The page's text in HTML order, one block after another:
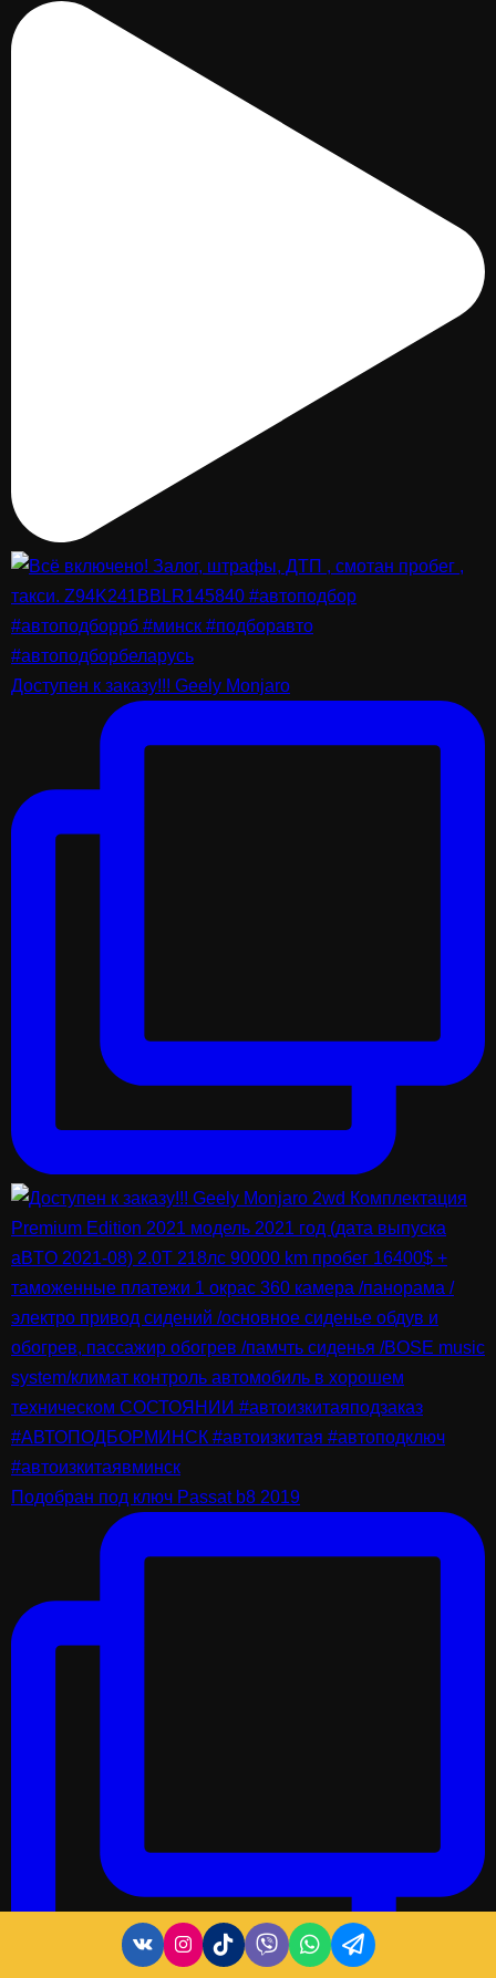
Доступен к заказу!!! Geely Monjaro
Подобран под ключ Passat b8 2019